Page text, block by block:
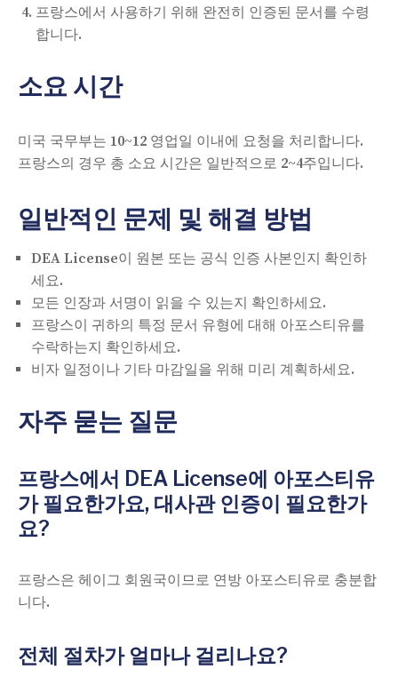
프랑스에서 사용하기 위해 완전히 인증된 문서를 수령
합니다.
소요 시간
미국 국무부는 10~12 영업일 이내에 요청을 처리합니다.
프랑스의 경우 총 소요 시간은 일반적으로 2~4주입니다.
일반적인 문제 및 해결 방법
DEA License이 원본 또는 공식 인증 사본인지 확인하
세요.
모든 인장과 서명이 읽을 수 있는지 확인하세요.
프랑스이 귀하의 특정 문서 유형에 대해 아포스티유를
수락하는지 확인하세요.
비자 일정이나 기타 마감일을 위해 미리 계획하세요.
자주 묻는 질문
프랑스에서 DEA License에 아포스티유
가 필요한가요, 대사관 인증이 필요한가
요?
프랑스은 헤이그 회원국이므로 연방 아포스티유로 충분합
니다.
전체 절차가 얼마나 걸리나요?